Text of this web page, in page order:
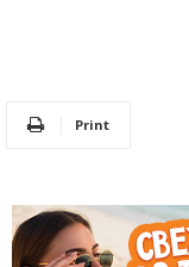
Print